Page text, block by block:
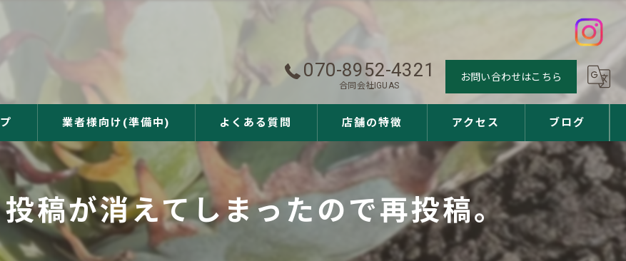
070-8952-4321
合同会社IGUAS
お問い合わせはこちら
業者様向け(準備中) よくある質問 店舗の特徴
多肉植物
アクセス ブログ
稿が消えてしまったので再投稿。